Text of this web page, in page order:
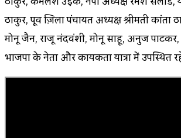
ठाकुर, पूर्व ज़िला पंचायत अध्यक्ष श्रीमती
मोनू जैन, राजू नंदवंशी, मोनू साहू, अनुज
भाजपा के नेता और कार्यकर्ता यात्रा में उपस्थित